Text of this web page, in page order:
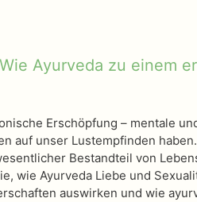
Ayurveda zu einem
Erschöpfung – mentale
auf unser Lustempfinden
Bestandteil von
wie Ayurveda Liebe und
auswirken und wie